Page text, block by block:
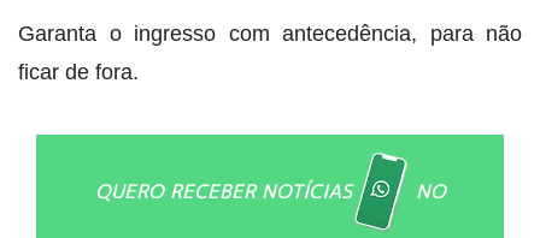
Garanta o ingresso com antecedência, para não
ficar de fora.
QUERO RECEBER NOTÍCIAS NO